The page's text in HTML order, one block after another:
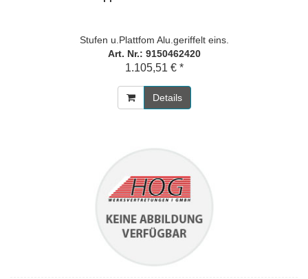
Stufen u.Plattfom Alu.geriffelt eins.
Art. Nr.: 9150462420
1.105,51 € *
Details